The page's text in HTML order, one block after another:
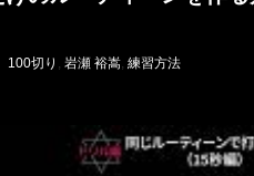
100切り , 岩瀬 裕嵩, 練習方法